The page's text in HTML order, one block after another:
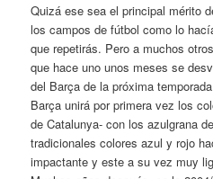
Quizá ese sea el principal mérito
los campos de fútbol como lo
que repetirás. Pero a muchos
que hace uno unos meses se
del Barça de la próxima
Barça unirá por primera vez los
de Catalunya- con los azulgrana
tradicionales colores azul y rojo
impactante y este a su vez muy